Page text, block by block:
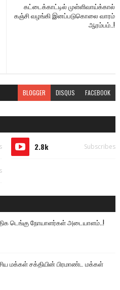
கட்டைக்காட்டில் முள்ளிவாய்க்கால்
கஞ்சி வழங்கி இனப்படுகொலை வாரம்
ஆரம்பம்..!
BLOGGER DISQUS FACEBOOK
2.8k Subscribes
டெங்கு நோயாளர்கள் அடையாளம்..!
மக்கள் சக்தியின் பிரமாண்ட மக்கள்